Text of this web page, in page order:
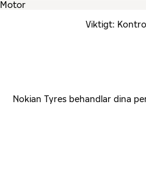
Viktigt:
Nokian Tyres behandlar dina